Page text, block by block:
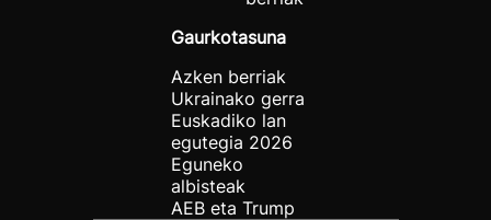
Gaurkotasuna
Azken berriak
Ukrainako gerra
Euskadiko lan
egutegia 2026
Eguneko
albisteak
AEB eta Trump